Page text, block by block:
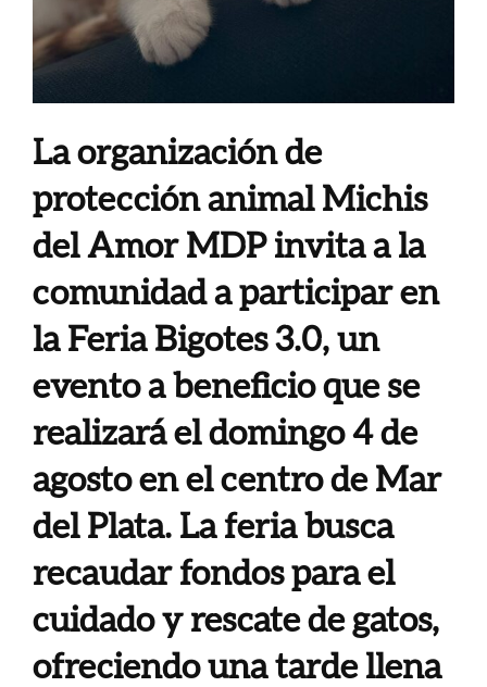
La organización de
protección animal Michis
del Amor MDP invita a la
comunidad a participar en
la Feria Bigotes 3.0, un
evento a beneficio que se
realizará el domingo 4 de
agosto en el centro de Mar
del Plata. La feria busca
recaudar fondos para el
cuidado y rescate de gatos,
ofreciendo una tarde llena